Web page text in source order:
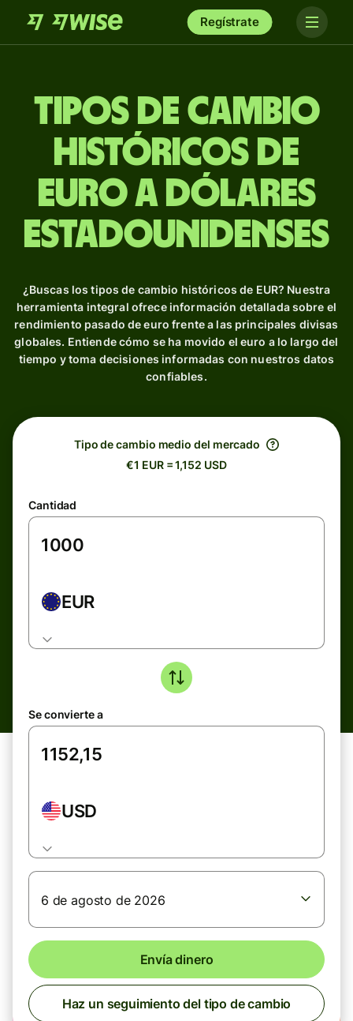
Regístrate
Tipos de Cambio
Históricos de
euro a dólares
estadounidenses
¿Buscas los tipos de cambio históricos de EUR? Nuestra
herramienta integral ofrece información detallada sobre el
rendimiento pasado de euro frente a las principales divisas
globales. Entiende cómo se ha movido el euro a lo largo del
tiempo y toma decisiones informadas con nuestros datos
confiables.
Tipo de cambio medio del mercado
€1 EUR = 1,152 USD
Cantidad
EUR
Se convierte a
USD
6 de agosto de 2026
Envía dinero
Haz un seguimiento del tipo de cambio